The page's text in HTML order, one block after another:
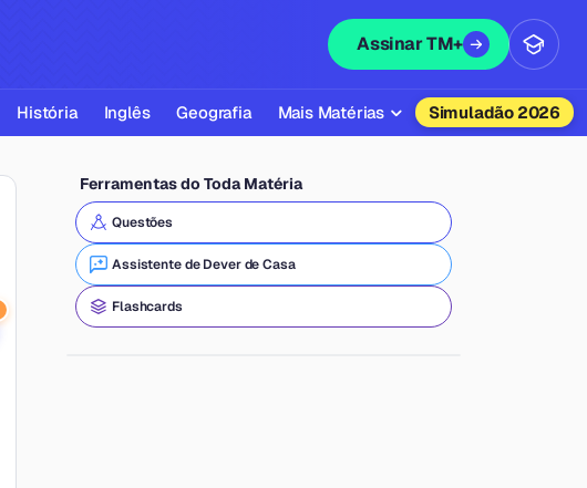
Assinar TM+
História Inglês Geografia Mais Matérias
Química
Física
Filosofia
Simuladão 2026
Ferramentas do Toda Matéria
Questões
Assistente de Dever de Casa
Flashcards